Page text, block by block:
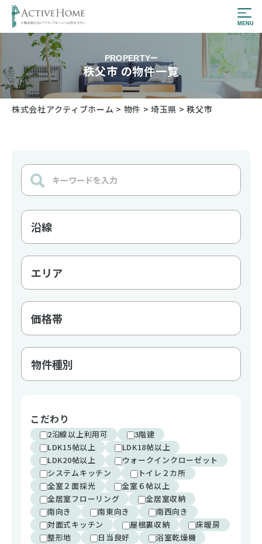
PROPERTY
秩父市 の物件一覧
株式会社アクティブホーム > 物件 >埼玉県 >秩父市
こだわり
2沿線以上利用可
3階建
LDK15帖以上
LDK18帖以上
LDK20帖以上
ウォークインクローゼット
システムキッチン
トイレ２カ所
全室２面採光
全室６帖以上
全居室フローリング
全居室収納
南向き
南東向き
南西向き
対面式キッチン
屋根裏収納
床暖房
整形地
日当良好
浴室乾燥機